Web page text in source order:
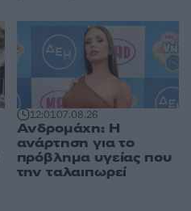
12:0107.08.26
Ανδρομάχη: Η
ανάρτηση για το
πρόβλημα υγείας που
την ταλαιπωρεί